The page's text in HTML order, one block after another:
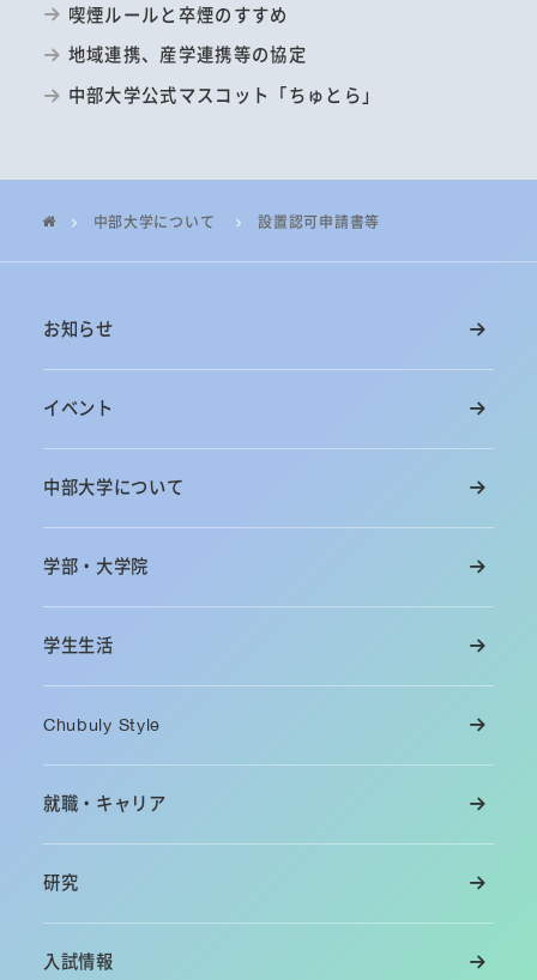
喫煙ルールと卒煙のすすめ
地域連携、産学連携等の協定
中部大学公式マスコット「ちゅとら」
中部大学について 設置認可申請書等
お知らせ
イベント
中部大学について
学部・大学院
学生生活
Chubuly Style
就職・キャリア
研究
入試情報